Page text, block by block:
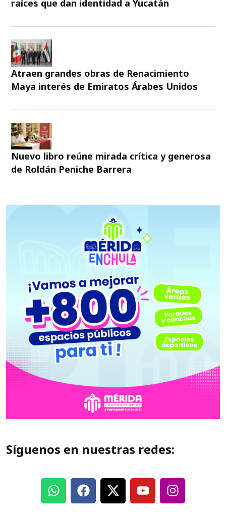
raíces que dan identidad a Yucatán
Atraen grandes obras de Renacimiento
Maya interés de Emiratos Árabes Unidos
Nuevo libro reúne mirada crítica y generosa
de Roldán Peniche Barrera
Síguenos en nuestras redes: